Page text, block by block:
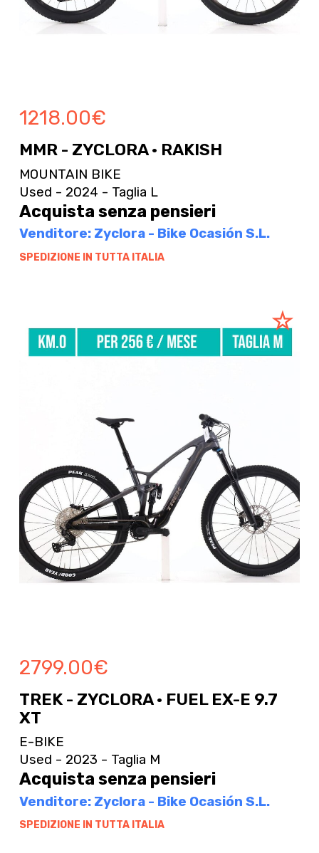
1218.00€
MMR - ZYCLORA · RAKISH
MOUNTAIN BIKE
Used - 2024 - Taglia L
Acquista senza pensieri
Venditore: Zyclora - Bike Ocasión S.L.
SPEDIZIONE IN TUTTA ITALIA
2799.00€
TREK - ZYCLORA · FUEL EX-E 9.7
XT
E-BIKE
Used - 2023 - Taglia M
Acquista senza pensieri
Venditore: Zyclora - Bike Ocasión S.L.
SPEDIZIONE IN TUTTA ITALIA